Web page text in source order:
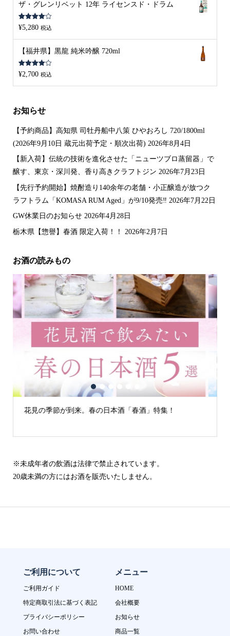
ザ・グレンリベット 12年 ライセンスド・ドラム
5段階中
4.00の評
¥5,280 税込
【福井県】黒龍 純米吟醸 720ml
5段階中
4.00の評
¥2,700 税込
お知らせ
【予約商品】高知県 司牡丹船中八策 ひやおろし 720/1800ml
(2026年9月10日 蔵元出荷予定・順次出荷) 2026年8月4日
【新入荷】伝統の技術を進化させた「ニューツブロ蒸留器」で
醸す、東京・深川発、香り高きクラフトジン 2026年7月23日
【先行予約開始】焼酎造り140余年の老舗・小正醸造が放つク
ラフトラム「KOMASA RUM Aged」が9/10発売‼️ 2026年7月22日
GW休業日のお知らせ 2026年4月28日
栃木県【惣譽】春酒 限定入荷！！ 2026年2月7日
お酒の読みもの
「春酒」特集！ 古城の街「犬山」の日本酒
1 2 3 5
※未成年者の飲酒は法律で禁止されています。
20歳未満の方にはお酒を販売いたしません。
ご利用について
ご利用ガイド
特定商取引法に基づく表記
プライバシーポリシー
お問い合わせ
メニュー
HOME
会社概要
お知らせ
商品一覧